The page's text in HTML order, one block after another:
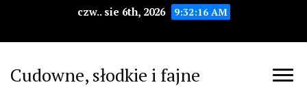
czw.. sie 6th, 2026 9:32:17 AM
Cudowne, słodkie i fajne